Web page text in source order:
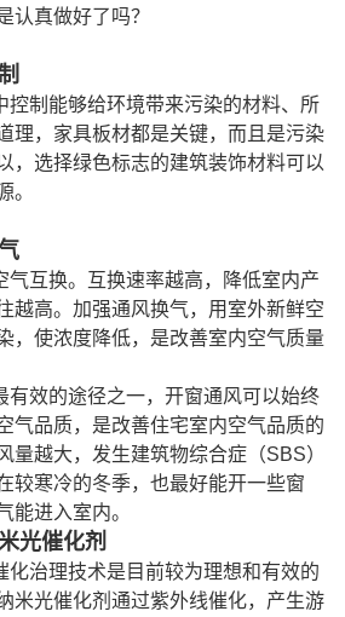
认真做好了吗？
控制能够给环境带来污染的材料、 所
理，家具板材都是关键，而且是污染
， 选择绿色标志的建筑装饰材料可以
。
气互换。互换速率越高，降低室内产
越高。加强通风换气，用室外新鲜空
，使浓度降低，是改善室内空气质量
有效的途径之一，开窗通风可以始终
气品质，是改善住宅室内空气品质的
量越大，发生建筑物综合症（SBS）
较寒冷的冬季，也最好能开一些窗
能进入室内。
光催化剂
化治理技术是目前较为理想和有效的
米光催化剂通过紫外线催化，产生游